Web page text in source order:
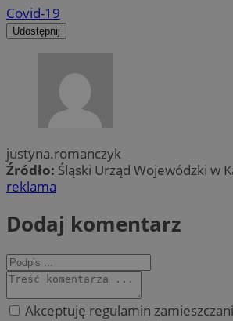
Covid-19
Udostępnij
justyna.romanczyk
Źródło: Śląski Urząd Wojewódzki w
reklama
Dodaj komentarz
Akceptuję regulamin